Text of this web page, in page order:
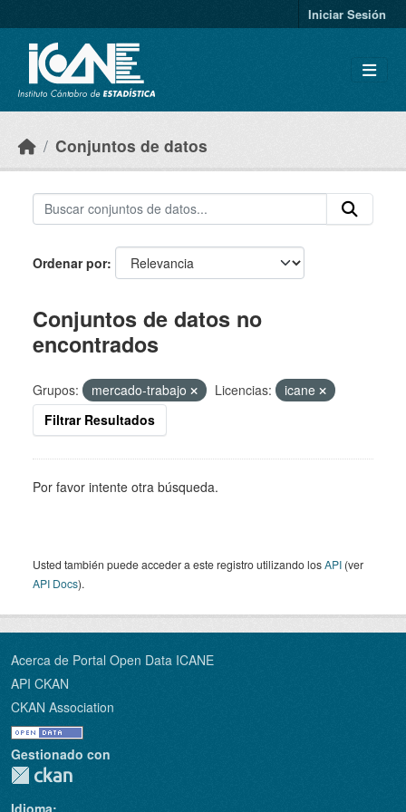
Iniciar Sesión
Conjuntos de datos
Ordenar por
Conjuntos de datos no
encontrados
Grupos: mercado-trabajo Licencias:
icane
Filtrar Resultados
Por favor intente otra búsqueda.
Usted también puede acceder a este registro utilizando losAPI (ver
API Docs).
Acerca de Portal Open Data ICANE
API CKAN
CKAN Association
Gestionado con
Idioma